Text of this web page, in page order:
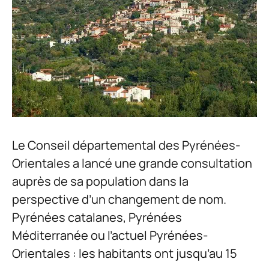
Le Conseil départemental des Pyrénées-
Orientales a lancé une grande consultation
auprès de sa population dans la
perspective d’un changement de nom.
Pyrénées catalanes, Pyrénées
Méditerranée ou l’actuel Pyrénées-
Orientales : les habitants ont jusqu’au 15